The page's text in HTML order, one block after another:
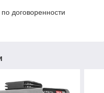
договоренности